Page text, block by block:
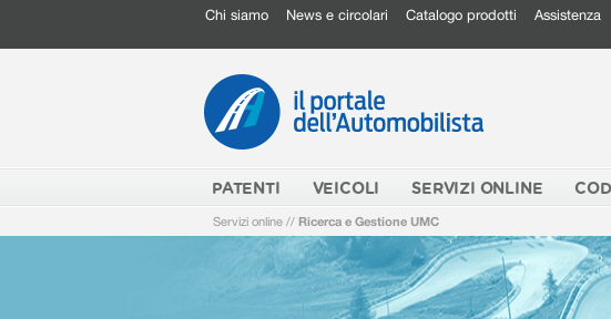
Chi siamo News e circolari Catalogo prodotti Assistenza
PATENTI VEICOLI SERVIZI ONLINE
Servizi online // Ricerca e Gestione UMC